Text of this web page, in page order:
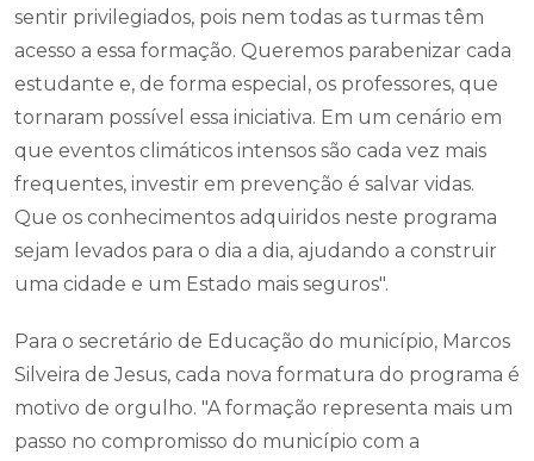
sentir privilegiados, pois nem todas as turmas têm
acesso a essa formação. Queremos parabenizar cada
estudante e, de forma especial, os professores, que
tornaram possível essa iniciativa. Em um cenário em
que eventos climáticos intensos são cada vez mais
frequentes, investir em prevenção é salvar vidas.
Que os conhecimentos adquiridos neste programa
sejam levados para o dia a dia, ajudando a construir
uma cidade e um Estado mais seguros".
Para o secretário de Educação do município, Marcos
Silveira de Jesus, cada nova formatura do programa é
motivo de orgulho. "A formação representa mais um
passo no compromisso do município com a